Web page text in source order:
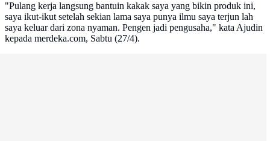
"Pulang kerja langsung bantuin kakak saya yang bikin produk ini,
saya ikut-ikut setelah sekian lama saya punya ilmu saya terjun lah
saya keluar dari zona nyaman. Pengen jadi pengusaha," kata Ajudin
kepada merdeka.com, Sabtu (27/4).